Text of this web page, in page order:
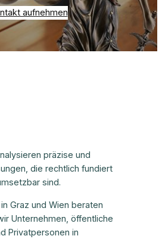
aufnehmen
präzise und
die rechtlich fundiert
sind.
Graz und Wien beraten
Unternehmen, öffentliche
Privatpersonen in